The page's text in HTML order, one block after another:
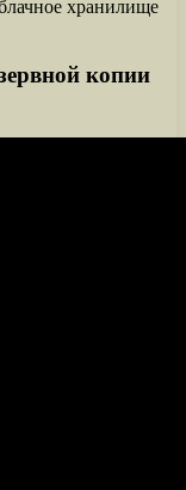
хранилище
копии